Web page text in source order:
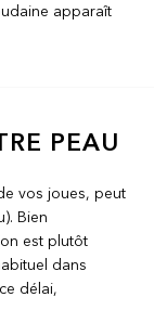
apparaît
PEAU
vos joues, peut
Bien
est plutôt
dans
délai,